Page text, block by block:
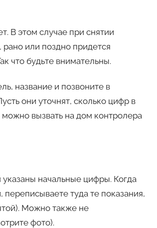
В этом случае при снятии
или поздно придется
что будьте внимательны.
название и позвоните в
они уточнят, сколько цифр в
вызвать на дом контролера
начальные цифры. Когда
переписываете туда те показания,
Можно также не
фото).